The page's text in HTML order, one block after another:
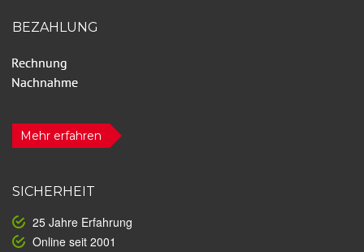
BEZAHLUNG
Mehr erfahren
SICHERHEIT
25 Jahre Erfahrung
Online seit 2001